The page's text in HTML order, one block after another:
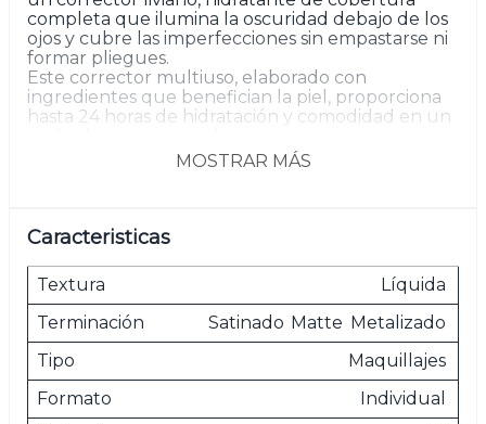
completa que ilumina la oscuridad debajo de los
ojos y cubre las imperfecciones sin empastarse ni
formar pliegues.
Este corrector multiuso, elaborado con
ingredientes que benefician la piel, proporciona
hasta 24 horas de hidratación y comodidad en un
La fórmula ultradifuminable y el aplicador de
puede usar solo o junto con la base de larga
Las imágenes son meramente ilustrativas.
MOSTRAR MÁS
Caracteristicas
Textura
Líquida
Terminación
Satinado Matte Metalizado
Tipo
Maquillajes
Formato
Individual